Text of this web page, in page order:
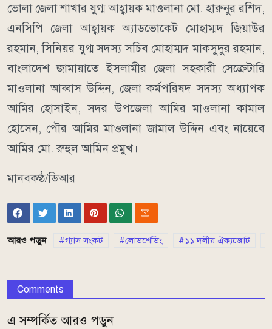
ভোলা জেলা শাখার যুগ্ম আহ্বায়ক মাওলানা মো. হারুনুর রশিদ,
এনসিপি জেলা আহ্বায়ক অ্যাডভোকেট মোহাম্মদ জিয়াউর
রহমান, সিনিয়র যুগ্ম সদস্য সচিব মোহাম্মদ মাকসুদুর রহমান,
বাংলাদেশ জামায়াতে ইসলামীর জেলা সহকারী সেক্রেটারি
মাওলানা আব্বাস উদ্দিন, জেলা কর্মপরিষদ সদস্য অধ্যাপক
আমির হোসাইন, সদর উপজেলা আমির মাওলানা কামাল
হোসেন, পৌর আমির মাওলানা জামাল উদ্দিন এবং নায়েবে
আমির মো. রুহুল আমিন প্রমুখ।
মানবকণ্ঠ/ডিআর
আরও পড়ুন গ্যাস সংকট লোডশেডিং ১১ দলীয় ঐক্যজোট
Comments
এ সম্পর্কিত আরও পড়ুন